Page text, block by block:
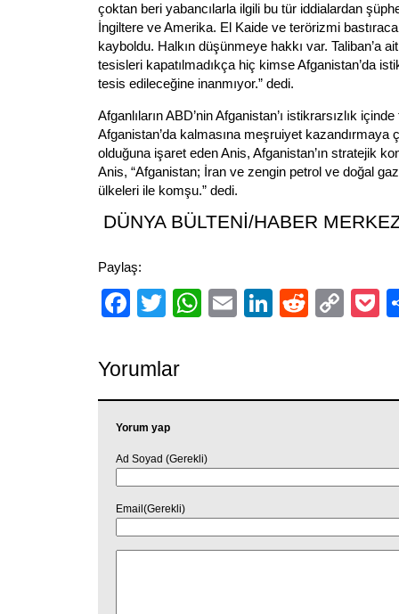
çoktan beri yabancılarla ilgili bu tür iddialardan
İngiltere ve Amerika. El Kaide ve terörizmi
kayboldu. Halkın düşünmeye hakkı var. Taliban’a
tesisleri kapatılmadıkça hiç kimse Afganistan’da
tesis edileceğine inanmıyor.” dedi.
Afganlıların ABD’nin Afganistan’ı istikrarsızlık
Afganistan’da kalmasına meşruiyet kazandırmaya
olduğuna işaret eden Anis, Afganistan’ın stratejik
Anis, “Afganistan; İran ve zengin petrol ve doğal
ülkeleri ile komşu.” dedi.
DÜNYA BÜLTENİ/HABER
Paylaş:
Facebook
TwitterWhatsApp
EmailLinkedIn
Reddit
Yorumlar
Yorum yap
Ad Soyad (Gerekli)
Email(Gerekli)